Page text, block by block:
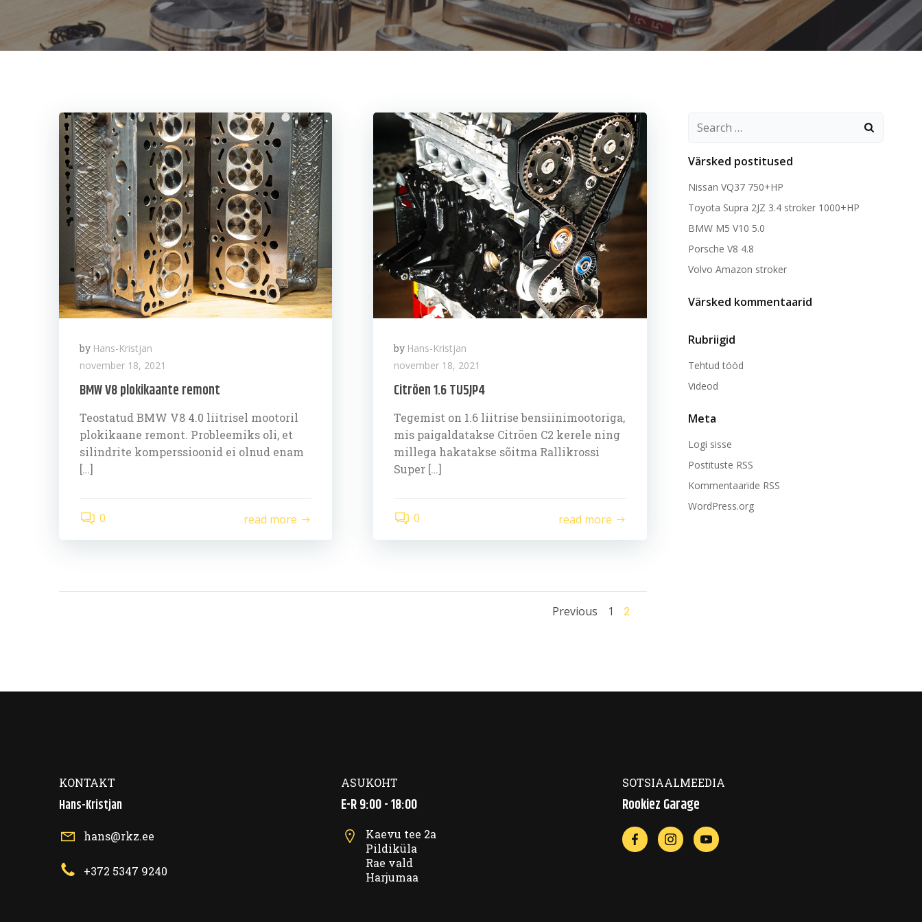
by Hans-Kristjan
november 18, 2021
BMW V8 plokikaante remont
Teostatud BMW V8 4.0 liitrisel mootoril
plokikaane remont. Probleemiks oli, et
silindrite komperssioonid ei olnud enam
[…]
0 read more
by Hans-Kristjan
november 18, 2021
Citröen 1.6 TU5JP4
Tegemist on 1.6 liitrise bensiinimootoriga,
mis paigaldatakse Citröen C2 kerele ning
millega hakatakse sõitma Rallikrossi
Super […]
0 read more
Posts
Previous Posts
Page
1 Page
2
Search
Värsked postitused
Nissan VQ37 750+HP
Toyota Supra 2JZ 3.4 stroker 1000+HP
BMW M5 V10 5.0
Porsche V8 4.8
Volvo Amazon stroker
Värsked kommentaarid
Rubriigid
Tehtud tööd
Videod
Meta
Logi sisse
Postituste RSS
Kommentaaride RSS
WordPress.org
KONTAKT
Hans-Kristjan
hans@rkz.ee
+372 5347 9240
ASUKOHT
E-R 9:00 - 18:00
Kaevu tee 2a
Pildiküla
Rae vald
Harjumaa
SOTSIAALMEEDIA
Rookiez Garage